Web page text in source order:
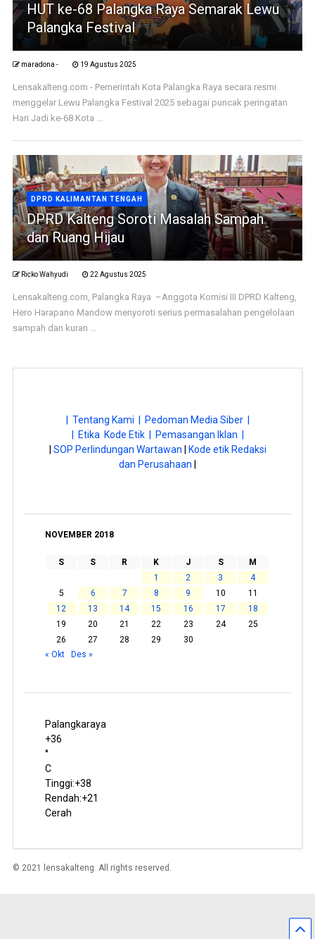
HUT ke-68 Palangka Raya Semarak Lewu
Palangka Festival
maradona - 19 Agustus 2025
Lensakalteng.com - Pemerintah Kota Palangka Raya secara resmi
menggelar Lewu Palangka Festival 2025 sebagai puncak peringatan
Hari Jadi ke-68 Kota ...
DPRD KALIMANTAN TENGAH
DPRD Kalteng Soroti Masalah Sampah
dan Ruang Hijau
Ricko Wahyudi 22 Agustus 2025
Lensakalteng.com, Palangka Raya –Anggota Komisi III DPRD Kalteng,
Hero Harapano Mandow menyoroti serius permasalahan pengelolaan
sampah dan kuran ...
| Tentang Kami |
Pedoman Media Siber |
| Etika Kode Etik |
Pemasangan Iklan |
SOP Perlindungan Wartawan
Kode etik Redaksi
dan Perusahaan
NOVEMBER 2018
S S R K J S
M
1
2 3
4
5
6 7 8 9 10
11
12
13 14 15 16 17
18
19
20 21 22 23 24
25
26
27 28 29
30
« Okt
Des »
Palangkaraya
+36
°
C
Tinggi:+38
Rendah:+21
Cerah
© 2021 lensakalteng. All rights reserved.